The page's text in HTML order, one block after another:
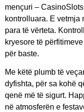
mençuri –
kontrolluara. E vetmja
para të vërteta.
kryesore të
për baste.
Me këtë plumb të
dyfishta, për sa kohë
qenë më të sigurt.
në atmosferën e